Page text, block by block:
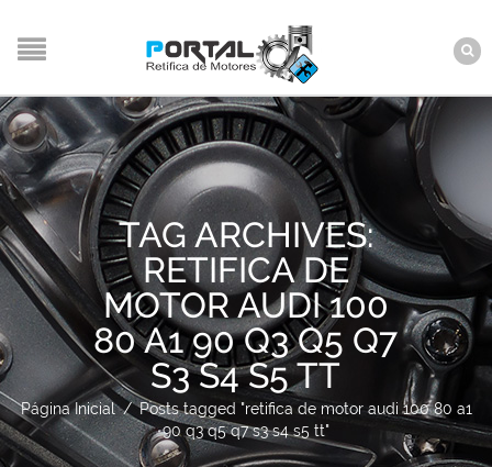
TAG ARCHIVES:
RETIFICA DE
MOTOR AUDI 100
80 A1 90 Q3 Q5 Q7
S3 S4 S5 TT
Página Inicial / Posts tagged "retifica de motor audi 100 80 a1
90 q3 q5 q7 s3 s4 s5 tt"